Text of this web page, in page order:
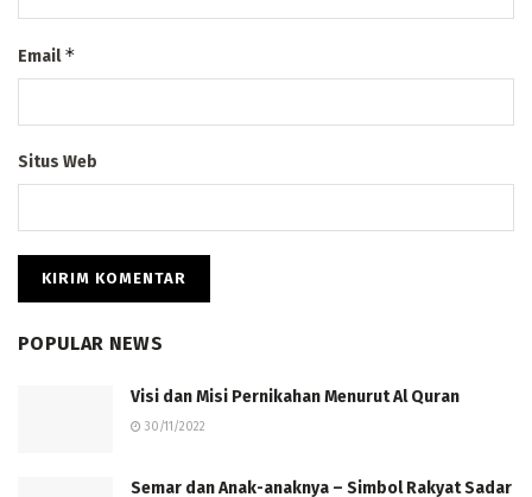
Email*
Situs Web
POPULAR NEWS
Visi dan Misi Pernikahan Menurut Al Quran
30/11/2022
Semar dan Anak-anaknya – Simbol Rakyat Sadar